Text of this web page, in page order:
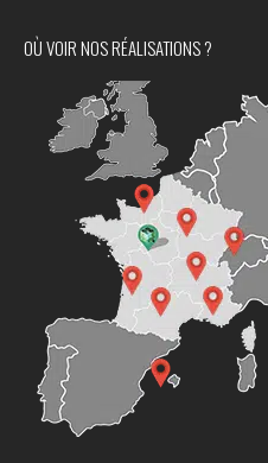
OÙ VOIR NOS RÉALISATIONS ?